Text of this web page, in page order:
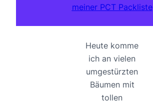
meiner PCT Packliste
Heute komme
ich an vielen
umgestürzten
Bäumen mit
tollen